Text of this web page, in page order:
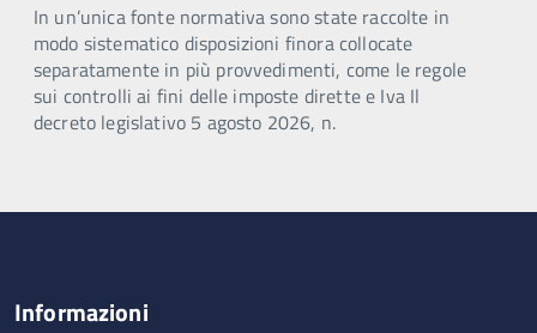
In un’unica fonte normativa sono state raccolte in
modo sistematico disposizioni finora collocate
separatamente in più provvedimenti, come le regole
sui controlli ai fini delle imposte dirette e Iva Il
decreto legislativo 5 agosto 2026, n.
Informazioni